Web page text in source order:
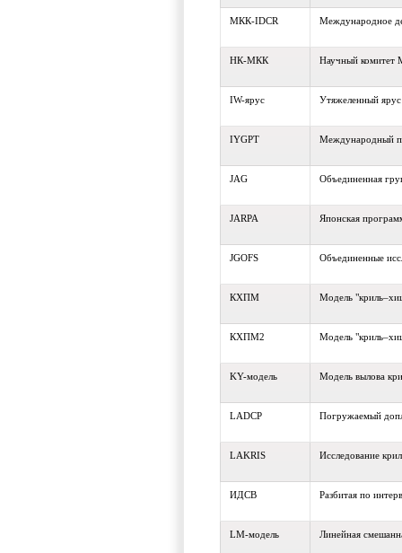
МКК-IDCR Международное
НК-МКК Научный комитет
IW-ярус Утяжеленный ярус
IYGPT Международный
JAG Объединенная
JARPA Японская
JGOFS Объединенные
КХПМ Модель
КХПМ2 Модель
KY-модель Модель вылова
LADCP Погружаемый
LAKRIS Исследование
ИДСВ Разбитая по
LM-модель Линейная